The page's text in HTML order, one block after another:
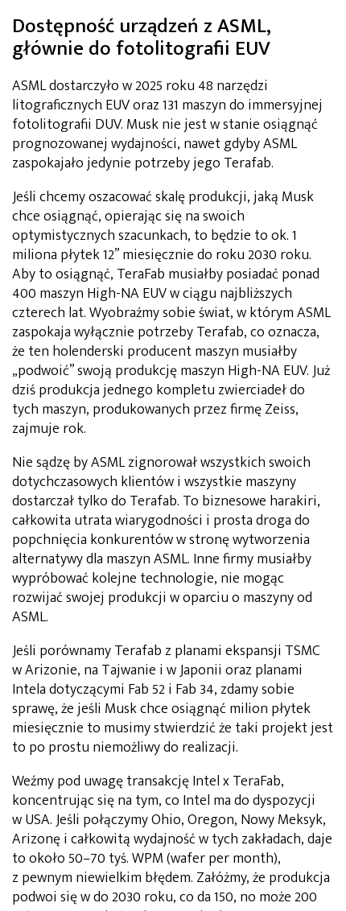
Dostępność urządzeń z ASML,
głównie do fotolitografii EUV
ASML dostarczyło w 2025 roku 48 narzędzi
litograficznych EUV oraz 131 maszyn do immersyjnej
fotolitografii DUV. Musk nie jest w stanie osiągnąć
prognozowanej wydajności, nawet gdyby ASML
zaspokajało jedynie potrzeby jego Terafab.
Jeśli chcemy oszacować skalę produkcji, jaką Musk
chce osiągnąć, opierając się na swoich
optymistycznych szacunkach, to będzie to ok. 1
miliona płytek 12” miesięcznie do roku 2030 roku.
Aby to osiągnąć, TeraFab musiałby posiadać ponad
400 maszyn High-NA EUV w ciągu najbliższych
czterech lat. Wyobraźmy sobie świat, w którym ASML
zaspokaja wyłącznie potrzeby Terafab, co oznacza,
że ten holenderski producent maszyn musiałby
„podwoić” swoją produkcję maszyn High-NA EUV. Już
dziś produkcja jednego kompletu zwierciadeł do
tych maszyn, produkowanych przez firmę Zeiss,
zajmuje rok.
Nie sądzę by ASML zignorował wszystkich swoich
dotychczasowych klientów i wszystkie maszyny
dostarczał tylko do Terafab. To biznesowe harakiri,
całkowita utrata wiarygodności i prosta droga do
popchnięcia konkurentów w stronę wytworzenia
alternatywy dla maszyn ASML. Inne firmy musiałby
wypróbować kolejne technologie, nie mogąc
rozwijać swojej produkcji w oparciu o maszyny od
ASML.
Jeśli porównamy Terafab z planami ekspansji TSMC
w Arizonie, na Tajwanie i w Japonii oraz planami
Intela dotyczącymi Fab 52 i Fab 34, zdamy sobie
sprawę, że jeśli Musk chce osiągnąć milion płytek
miesięcznie to musimy stwierdzić że taki projekt jest
to po prostu niemożliwy do realizacji.
Weźmy pod uwagę transakcję Intel x TeraFab,
koncentrując się na tym, co Intel ma do dyspozycji
w USA. Jeśli połączymy Ohio, Oregon, Nowy Meksyk,
Arizonę i całkowitą wydajność w tych zakładach, daje
to około 50–70 tyś. WPM (wafer per month),
z pewnym niewielkim błędem. Załóżmy, że produkcja
podwoi się w do 2030 roku, co da 150, no może 200